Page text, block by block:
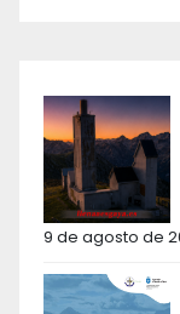
9 de agosto de